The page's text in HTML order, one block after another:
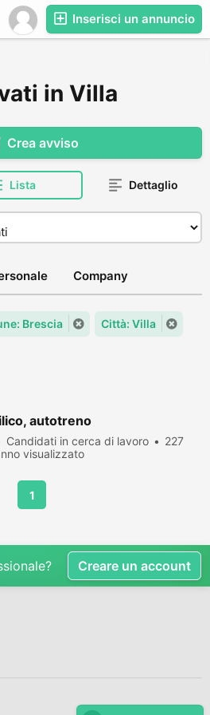
Inserisci un annuncio
in Villa
Crea avviso
Lista Dettaglio
Company
Brescia Città: Villa
autotreno
Candidati in cerca di lavoro
227
visualizzato
1
Creare un account